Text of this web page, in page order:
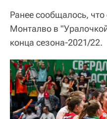
Ранее сообщалось, что
Монталво в
конца сезона-2021/22.